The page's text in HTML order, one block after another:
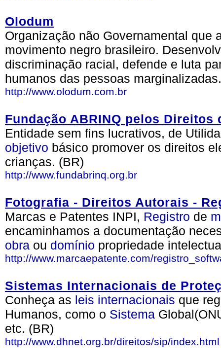
Olodum
Organização não Governamental que
movimento negro brasileiro.
discriminação racial, defende e luta
humanos das pessoas
http://www.olodum.com.br
Fundação ABRINQ pelos Direitos
Entidade sem fins lucrativos, de
objetivo básico promover os direitos
crianças. (BR)
http://www.fundabrinq.org.br
Fotografia - Direitos Autorais -
Marcas e Patentes INPI, Registro de
encaminhamos a documentação
obra ou domínio propriedade
http://www.marcaepatente.com/
Sistemas Internacionais de
Conheça as leis internacionais que
Humanos, como o Sistema
etc. (BR)
http://www.dhnet.org.br/direitos/sip/index.html